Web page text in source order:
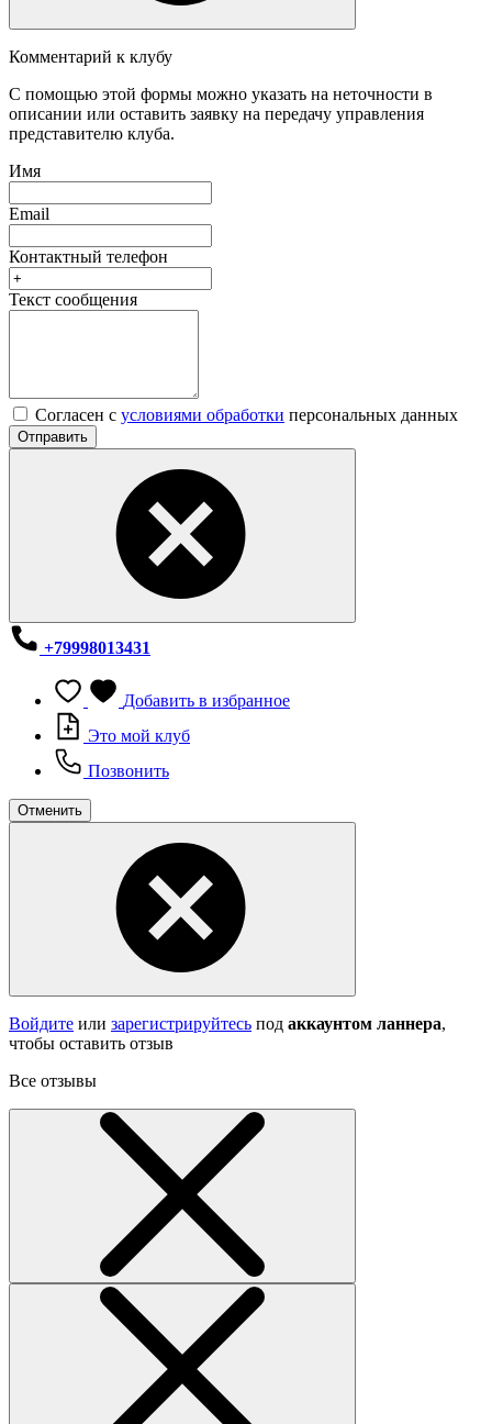
Комментарий к клубу
С помощью этой формы можно указать на неточности в
описании или оставить заявку на передачу управления
представителю клуба.
Имя
Email
Контактный телефон
Текст сообщения
Согласен с условиями обработки персональных данных
Отправить
+79998013431
Добавить в избранное
Это мой клуб
Позвонить
Отменить
Войдите или зарегистрируйтесь под аккаунтом ланнера,
чтобы оставить отзыв
Все отзывы